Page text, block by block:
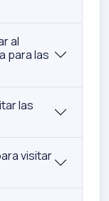
al
para las
las
visitar